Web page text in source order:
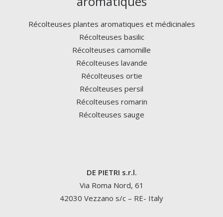
Récolteuses plantes aromatiques et médicinales
Récolteuses basilic
Récolteuses camomille
Récolteuses lavande
Récolteuses ortie
Récolteuses persil
Récolteuses romarin
Récolteuses sauge
DE PIETRI s.r.l.
Via Roma Nord, 61
42030 Vezzano s/c – RE- Italy